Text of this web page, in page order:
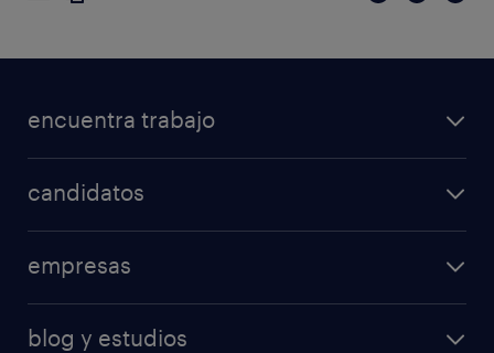
encuentra trabajo
candidatos
empresas
blog y estudios